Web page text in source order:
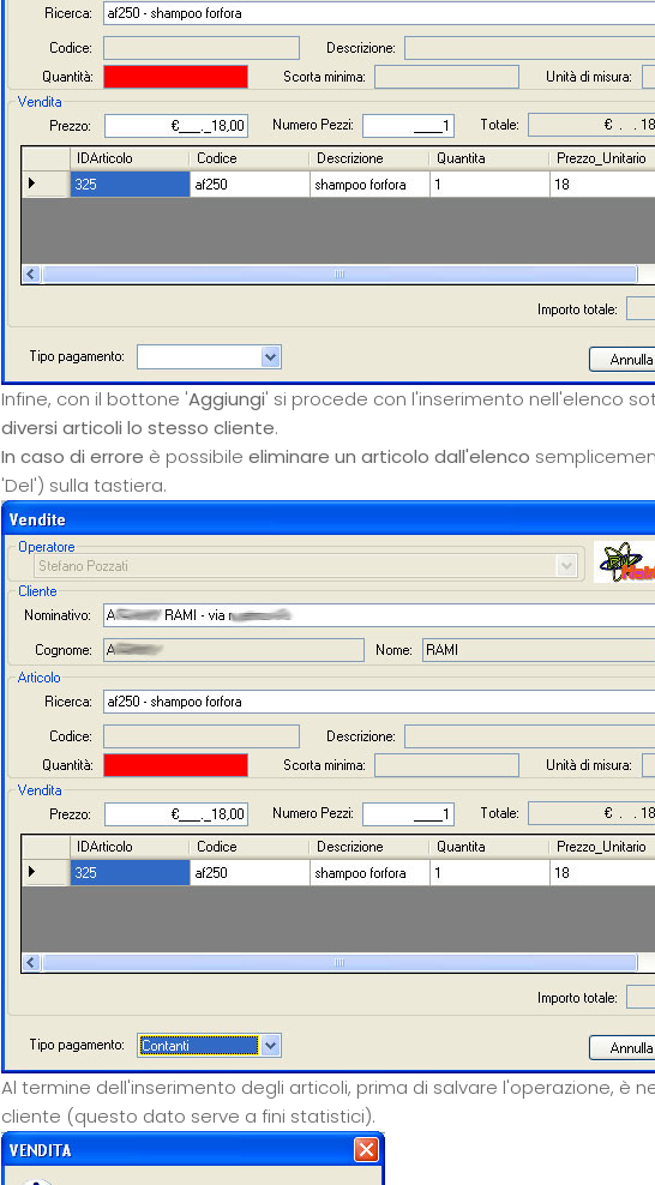
Infine, con il bottone 'Aggiungi' si procede con l'inserimento nell'elenco
diversi articoli lo stesso cliente.
In caso di errore è possibile eliminare un articolo dall'elenco
'Del') sulla tastiera.
Al termine dell'inserimento degli articoli, prima di salvare l'operazione,
cliente (questo dato serve a fini statistici).